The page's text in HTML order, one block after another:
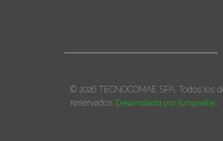
© 2026 TECNOCOMAE SPA. Todos los
reservados. Desarrollado por Jumpseller